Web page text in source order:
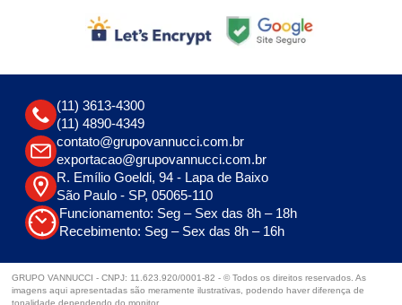
(11) 3613-4300
(11) 4890-4349
contato@grupovannucci.com.br
exportacao@grupovannucci.com.br
R. Emílio Goeldi, 94 - Lapa de Baixo
São Paulo - SP, 05065-110
Funcionamento: Seg – Sex das 8h – 18h
Recebimento: Seg – Sex das 8h – 16h
GRUPO VANNUCCI - CNPJ: 11.623.920/0001-82 - © Todos os direitos reservados. As
imagens aqui apresentadas são meramente ilustrativas, podendo haver diferença de